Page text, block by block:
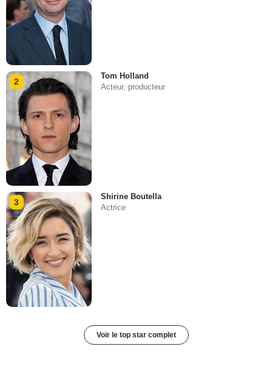
2
Tom Holland
Acteur, producteur
3
Shirine Boutella
Actrice
Voir le top star complet